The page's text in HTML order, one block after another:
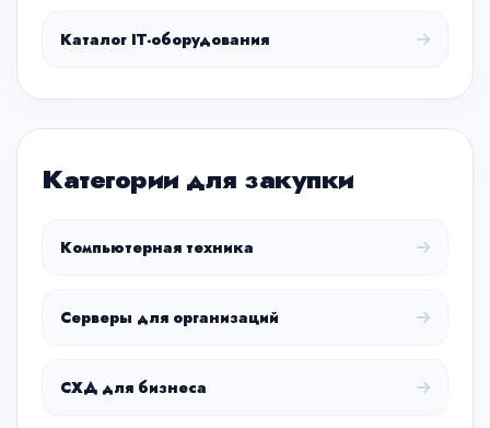
Каталог IT-оборудования
Категории для закупки
Компьютерная техника
Серверы для организаций
СХД для бизнеса